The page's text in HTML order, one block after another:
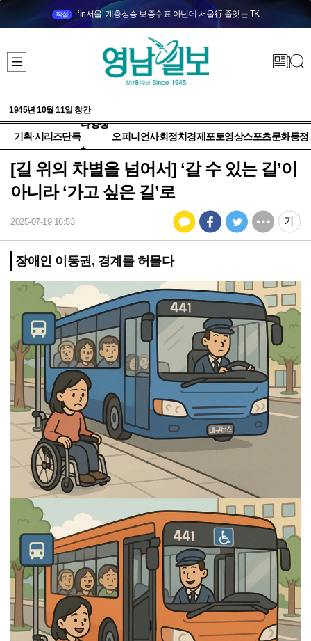
직설 ‘in서울’ 계층상승 보증수표 아닌데 서울行 줄잇는 TK
1945년 10월 11일 창간
기획·시리즈단독
다양성
+
오피니언사회정치 경제 포토영상스포츠문화동정
[길 위의 차별을 넘어서] ‘갈 수 있는 길’이
아니라 ‘가고 싶은 길’로
2025-07-19 16:53
장애인 이동권, 경계를 허물다